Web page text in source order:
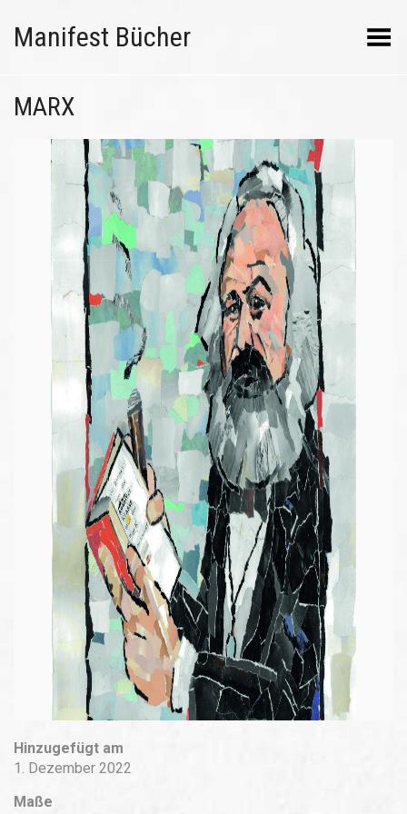
Manifest Bücher Menü umschalten
MARX
Hinzugefügt am
1. Dezember 2022
Maße